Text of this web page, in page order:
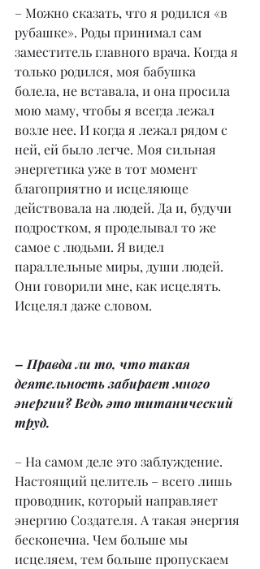
– Можно сказать, что я родился «в
рубашке». Роды принимал сам
заместитель главного врача. Когда я
только родился, моя бабушка
болела, не вставала, и она просила
мою маму, чтобы я всегда лежал
возле нее. И когда я лежал рядом с
ней, ей было легче. Моя сильная
энергетика уже в тот момент
благоприятно и исцеляюще
действовала на людей. Да и, будучи
подростком, я проделывал то же
самое с людьми. Я видел
параллельные миры, души людей.
Они говорили мне, как исцелять.
Исцелял даже словом.
– Правда ли то, что такая
деятельность забирает много
энергии? Ведь это титанический
труд.
– На самом деле это заблуждение.
Настоящий целитель – всего лишь
проводник, который направляет
энергию Создателя. А такая энергия
бесконечна. Чем больше мы
исцеляем, тем больше пропускаем